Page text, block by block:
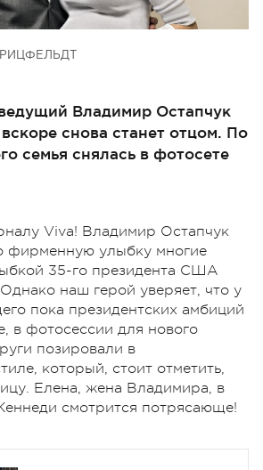
Владимир Остапчук
снова станет отцом. По
семья снялась в фотосете
Viva! Владимир Остапчук
фирменную улыбку многие
35-го президента США
наш герой уверяет, что у
пока президентских амбиций
в фотосессии для нового
позировали в
который, стоит отметить,
Елена, жена Владимира, в
смотрится потрясающе!